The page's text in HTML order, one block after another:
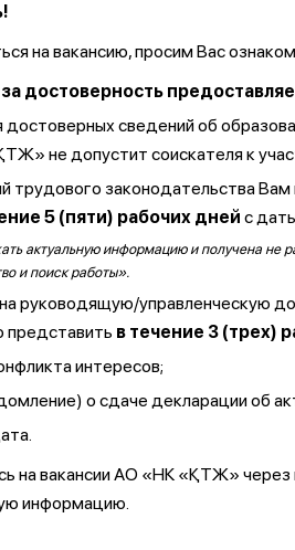
на вакансию, просим Вас
достоверность
достоверных сведений об
не допустит соискателя к
трудового законодательства
5 (пяти) рабочих дней с
актуальную информацию и получена не
и поиск работы».
руководящую/управленческую
в течение 3 (трех)
интересов;
о сдаче декларации об
на вакансии АО «НК «ҚТЖ»
информацию.